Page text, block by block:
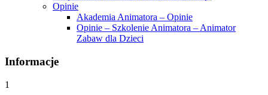
Opinie
Akademia Animatora – Opinie
Opinie – Szkolenie Animatora – Animator
Zabaw dla Dzieci
Informacje
1